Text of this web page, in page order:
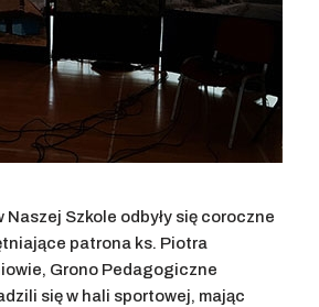
Szkole odbyły się coroczne
patrona ks. Piotra
Grono Pedagogiczne
się w hali sportowej, mając